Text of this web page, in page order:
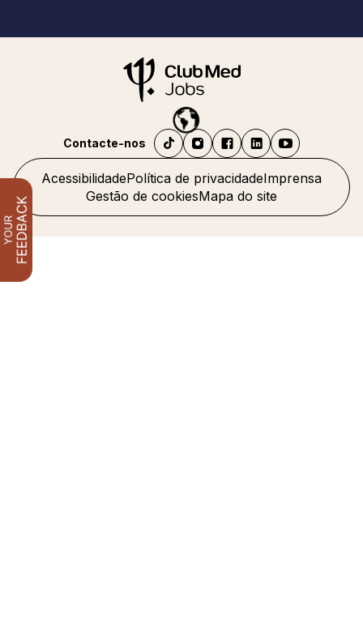
AcessibilidadePolítica de privacidadeImprensa
Gestão de cookiesMapa do site
Contacte-nos